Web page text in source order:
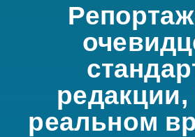
реальном